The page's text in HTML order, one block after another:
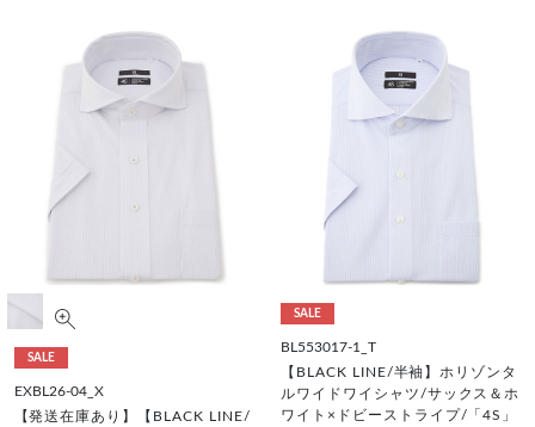
SALE
EXBL26-04_X
【発送在庫あり】【BLACK LINE/
SALE
BL553017-1_T
【BLACK LINE/半袖】ホリゾンタ
ルワイドワイシャツ/サックス＆ホ
ワイト×ドビーストライプ/「4S」